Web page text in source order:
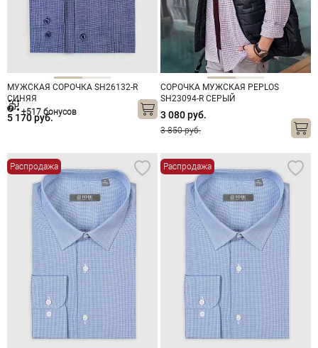
МУЖСКАЯ СОРОЧКА SH26132-R
СИНЯЯ
5 170 руб.
+517 бонусов
СОРОЧКА МУЖСКАЯ PEPLOS
SH23094-R СЕРЫЙ
3 080 руб.
3 850 руб.
Распродажа Распродажа